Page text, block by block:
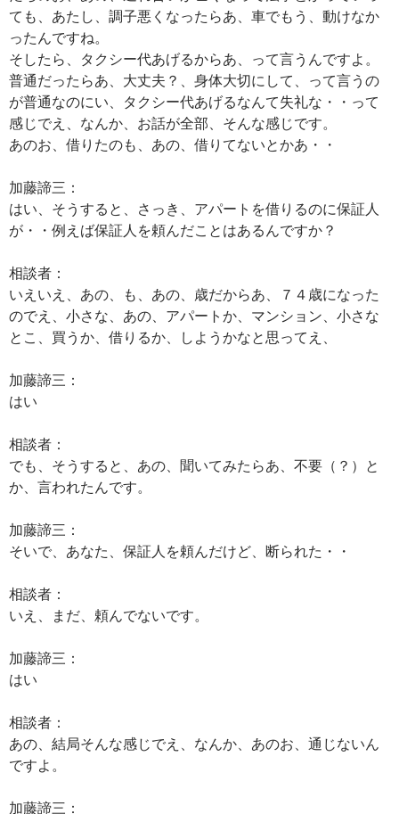
ても、あたし、調子悪くなったらあ、車でもう、動けなか
ったんですね。
そしたら、タクシー代あげるからあ、って言うんですよ。
普通だったらあ、大丈夫？、身体大切にして、って言うの
が普通なのにい、タクシー代あげるなんて失礼な・・って
感じでえ、なんか、お話が全部、そんな感じです。
あのお、借りたのも、あの、借りてないとかあ・・
加藤諦三：
はい、そうすると、さっき、アパートを借りるのに保証人
が・・例えば保証人を頼んだことはあるんですか？
相談者：
いえいえ、あの、も、あの、歳だからあ、７４歳になった
のでえ、小さな、あの、アパートか、マンション、小さな
とこ、買うか、借りるか、しようかなと思ってえ、
加藤諦三：
はい
相談者：
でも、そうすると、あの、聞いてみたらあ、不要（？）と
か、言われたんです。
加藤諦三：
そいで、あなた、保証人を頼んだけど、断られた・・
相談者：
いえ、まだ、頼んでないです。
加藤諦三：
はい
相談者：
あの、結局そんな感じでえ、なんか、あのお、通じないん
ですよ。
加藤諦三：